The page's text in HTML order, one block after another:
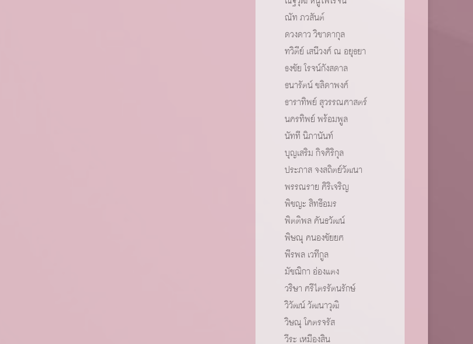
ณัท ภวสันต์
ดวงดาว วิชาดากุล
ทวิตีย์ เสนีวงศ์ ณ อยุธยา
ธงชัย โรจน์กังสดาล
ธนารัตน์ ชลิดาพงศ์
ธาราทิพย์ สุวรรณศาสตร์
นครทิพย์ พร้อมพูล
นัทที นิภานันท์
บุญเสริม กิจศิริกุล
ประภาส จงสถิตย์วัฒนา
พรรณราย ศิริเจริญ
พิชญะ สิทธีอมร
พิตติพล คันธวัฒน์
พิษณุ คนองชัยยศ
พีรพล เวทีกูล
มัชฌิกา อ่องแตง
วริษา ศรีไตรรัตนรักษ์
วิวัฒน์ วัฒนาวุฒิ
วิษณุ โคตรจรัส
วีระ เหมืองสิน